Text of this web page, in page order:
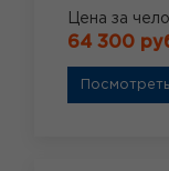
Цена за
64 300